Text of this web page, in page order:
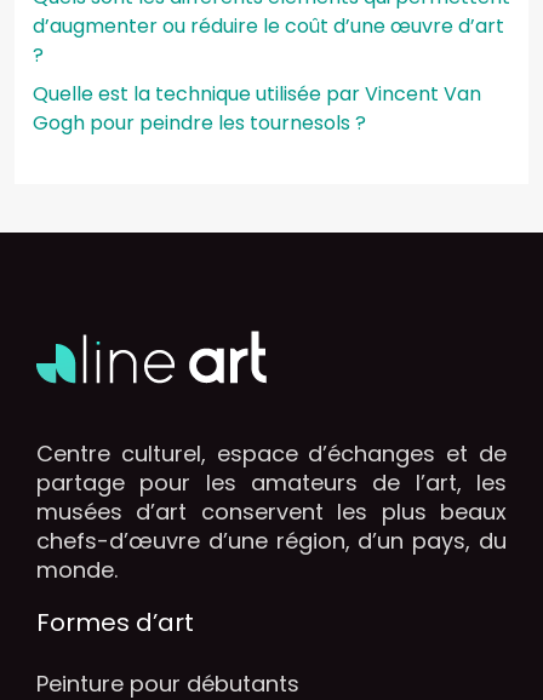
d’augmenter ou réduire le coût d’une œuvre d’art
?
Quelle est la technique utilisée par Vincent Van
Gogh pour peindre les tournesols ?
Centre culturel, espace d’échanges et de
partage pour les amateurs de l’art, les
musées d’art conservent les plus beaux
chefs-d’œuvre d’une région, d’un pays, du
monde.
Formes d’art
Peinture pour débutants